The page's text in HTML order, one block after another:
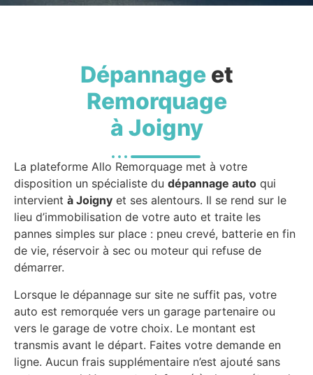
Dépannageet
Remorquage
à Joigny
La plateforme Allo Remorquage met à votre
disposition un spécialiste du dépannage auto qui
intervient à Joigny et ses alentours. Il se rend sur le
lieu d’immobilisation de votre auto et traite les
pannes simples sur place : pneu crevé, batterie en fin
de vie, réservoir à sec ou moteur qui refuse de
démarrer.
Lorsque le dépannage sur site ne suffit pas, votre
auto est remorquée vers un garage partenaire ou
vers le garage de votre choix. Le montant est
transmis avant le départ. Faites votre demande en
ligne. Aucun frais supplémentaire n’est ajouté sans